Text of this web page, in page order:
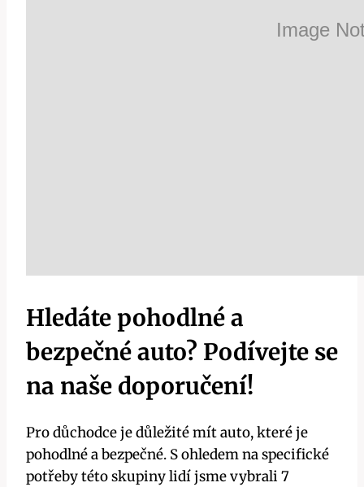
Hledáte pohodlné a
bezpečné auto? Podívejte se
na naše doporučení!
Pro důchodce je důležité mít auto, které je
pohodlné a bezpečné. S ohledem na specifické
potřeby této skupiny lidí jsme vybrali 7